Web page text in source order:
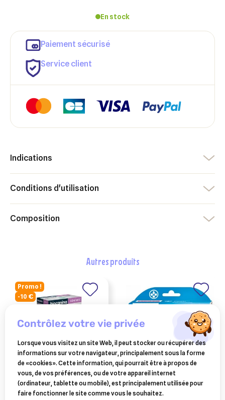
En stock
Paiement sécurisé
Service client
Indications
Conditions d'utilisation
Composition
autres produits
Promo !
-10 €
BIOCANINA
biocanina diffuseur
anti-stress pour chat +
BEAPHAR
diméthicare stop
parasites 6 pipettes
×
Créer une nouvelle liste
Nom de la liste d'envies
Vous devez être connecté pour ajouter des produits à votre
liste d'envies.
contrôlez votre vie privée
Lorsque vous visitez un site Web, il peut stocker ou récupérer des
informations sur votre navigateur, principalement sous la forme
de «cookies». Cette information, qui pourrait être à propos de
vous, de vos préférences, ou de votre appareil internet
(ordinateur, tablette ou mobile), est principalement utilisée pour
faire fonctionner le site comme vous le souhaitez.